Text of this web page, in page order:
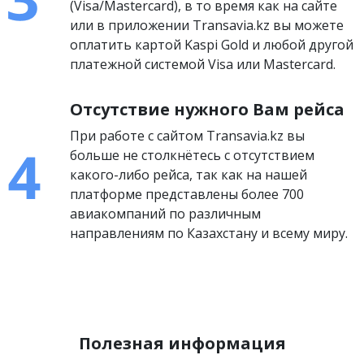
(Visa/Mastercard), в то время как на сайте
или в приложении Transavia.kz вы можете
оплатить картой Kaspi Gold и любой другой
платежной системой Visa или Mastercard.
Отсутствие нужного Вам рейса
При работе с сайтом Transavia.kz вы
больше не столкнётесь с отсутствием
какого-либо рейса, так как на нашей
платформе представлены более 700
авиакомпаний по различным
направлениям по Казахстану и всему миру.
Полезная информация